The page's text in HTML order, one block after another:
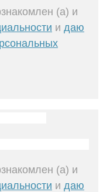
(а) и
и даю
(а) и
и даю